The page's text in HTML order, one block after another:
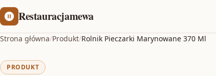
Restauracjamewa
Strona główna/Produkt/Rolnik Pieczarki Marynowane 370 Ml
PRODUKT